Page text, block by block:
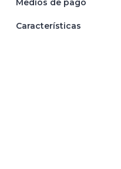
Medios de pago
Características